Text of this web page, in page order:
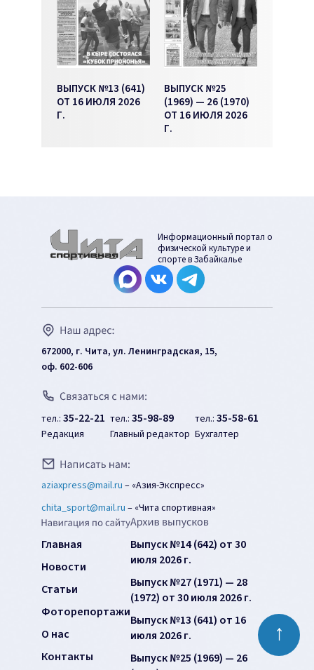
ВЫПУСК №13 (641)
ОТ 16 ИЮЛЯ 2026
Г.
ВЫПУСК №25
(1969) — 26 (1970)
ОТ 16 ИЮЛЯ 2026
Г.
Информационный портал о
физической культуре и
спорте в Забайкалье
672000, г. Чита, ул. Ленинградская, 15,
оф. 602-606
тел.: 35-22-21
Редакция
тел.: 35-98-89
Главный редактор
тел.: 35-58-61
Бухгалтер
aziaxpress@mail.ru – «Азия-Экспресс»
chita_sport@mail.ru – «Чита спортивная»
Главная
Новости
Статьи
Фоторепортажи
О нас
Контакты
Выпуск №14 (642) от 30
июля 2026 г.
Выпуск №27 (1971) — 28
(1972) от 30 июля 2026 г.
Выпуск №13 (641) от 16
июля 2026 г.
Выпуск №25 (1969) — 26
↑